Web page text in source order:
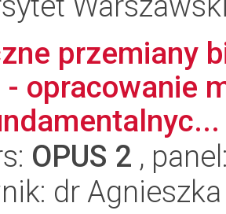
przemiany
- opracowanie
OPUS 2 ,
dr